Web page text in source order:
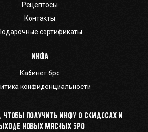
Рецептосы
Контакты
сертификаты
Инфа
Кабинет бро
конфиденциальности
чтобы получить инфу о скидосах и
новых мясных бро